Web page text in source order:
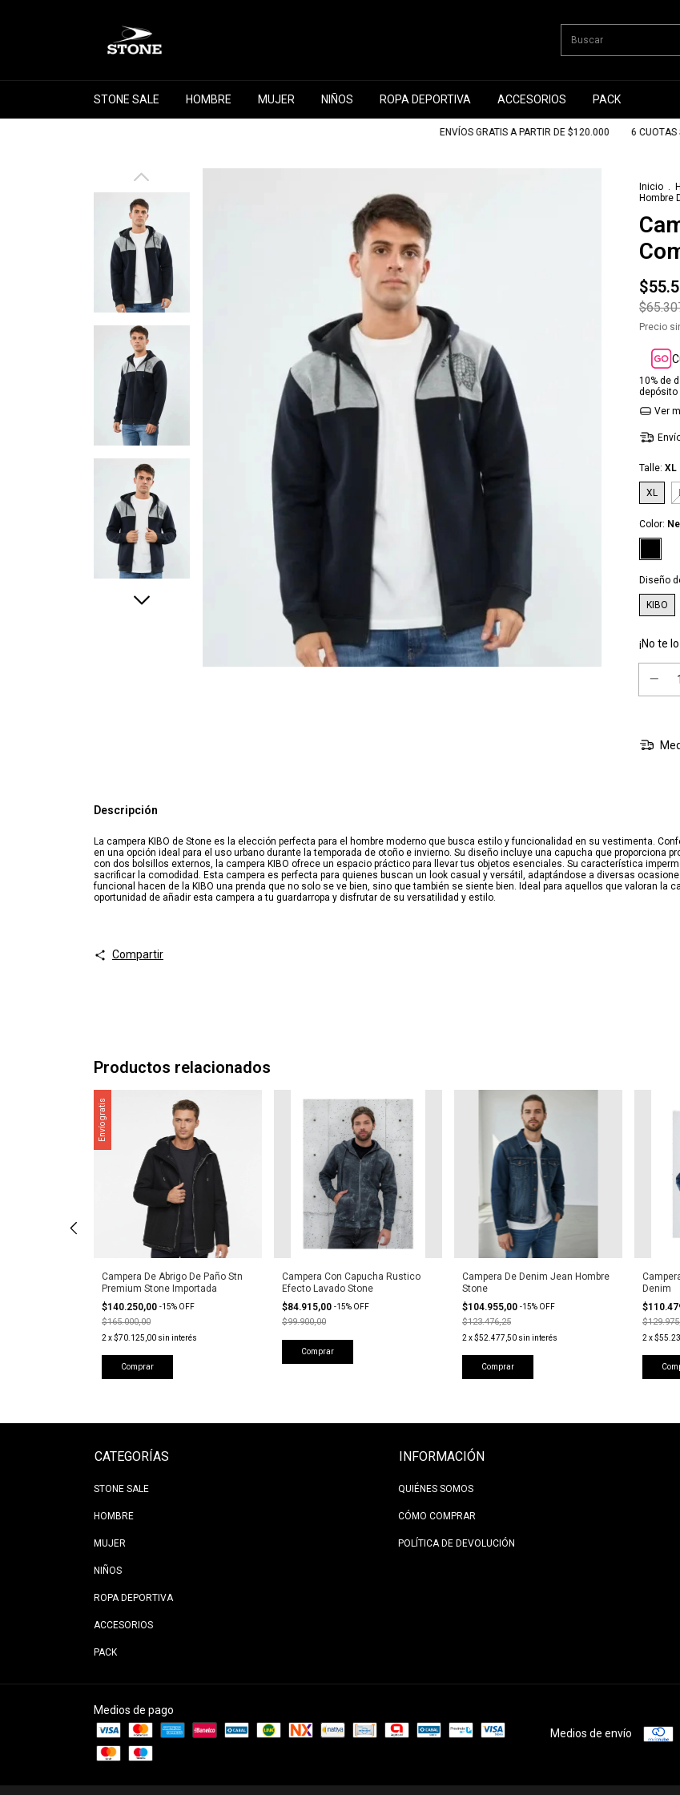
STONE SALE HOMBRE MUJER NIÑOS ROPA DEPORTIVA ACCESORIOS PACK
ENVÍOS GRATIS A PARTIR DE $120.000 6 CUOTAS SIN
Inicio .
Hombre
Precio
10% de
depósito
Ver
Talle: XL
XL
Color:
Diseño
KIBO
¡No te
Descripción
La campera KIBO de Stone es la elección perfecta para el hombre moderno que busca estilo y funcionalidad en su vestimenta.
en una opción ideal para el uso urbano durante la temporada de otoño e invierno. Su diseño incluye una capucha que proporciona
con dos bolsillos externos, la campera KIBO ofrece un espacio práctico para llevar tus objetos esenciales. Su característica
sacrificar la comodidad. Esta campera es perfecta para quienes buscan un look casual y versátil, adaptándose a diversas
funcional hacen de la KIBO una prenda que no solo se ve bien, sino que también se siente bien. Ideal para aquellos que valoran la
oportunidad de añadir esta campera a tu guardarropa y disfrutar de su versatilidad y estilo.
Compartir
Productos relacionados
Envío gratis
Campera De Abrigo De Paño Stn
Premium Stone Importada
$140.250,00 -15% OFF
$165.000,00
2x$70.125,00 sin interés
Comprar
Campera Con Capucha Rustico
Efecto Lavado Stone
$84.915,00 -15% OFF
$99.900,00
Comprar
Campera De Denim Jean Hombre
Stone
$104.955,00 -15% OFF
$123.476,25
2x$52.477,50 sin interés
Comprar
Denim
2x
CATEGORÍAS
STONE SALE
HOMBRE
MUJER
NIÑOS
ROPA DEPORTIVA
ACCESORIOS
PACK
INFORMACIÓN
QUIÉNES SOMOS
CÓMO COMPRAR
POLÍTICA DE DEVOLUCIÓN
Medios de pago
Medios de envío